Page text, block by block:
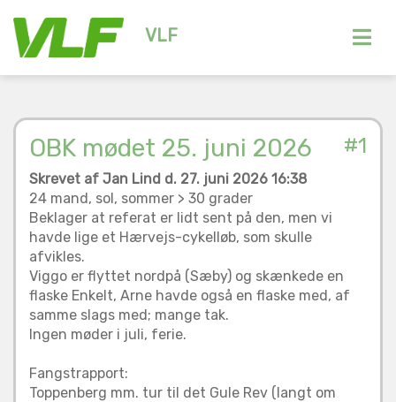
VLF
#1
OBK mødet 25. juni 2026
Skrevet af Jan Lind d. 27. juni 2026 16:38
24 mand, sol, sommer > 30 grader
Beklager at referat er lidt sent på den, men vi
havde lige et Hærvejs-cykelløb, som skulle
afvikles.
Viggo er flyttet nordpå (Sæby) og skænkede en
flaske Enkelt, Arne havde også en flaske med, af
samme slags med; mange tak.
Ingen møder i juli, ferie.
Fangstrapport:
Toppenberg mm. tur til det Gule Rev (langt om